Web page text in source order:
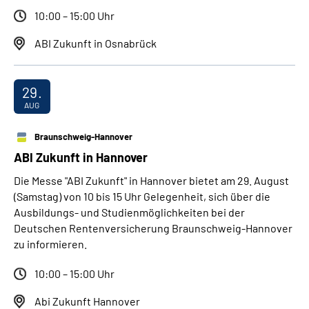
10:00 – 15:00 Uhr
ABI Zukunft in Osnabrück
Braunschweig-Hannover
ABI Zukunft in Hannover
Die Messe "ABI Zukunft" in Hannover bietet am 29. August
(Samstag) von 10 bis 15 Uhr Gelegenheit, sich über die
Ausbildungs- und Studienmöglichkeiten bei der
Deutschen Rentenversicherung Braunschweig-Hannover
zu informieren.
10:00 – 15:00 Uhr
Abi Zukunft Hannover
29.
AUG